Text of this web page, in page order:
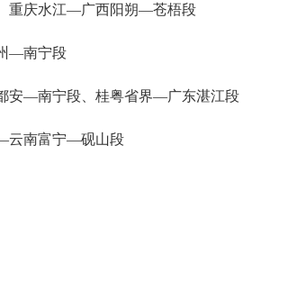
庆水江—广西阳朔—苍梧段
—南宁段
—南宁段、桂粤省界—广东湛江段
云南富宁—砚山段